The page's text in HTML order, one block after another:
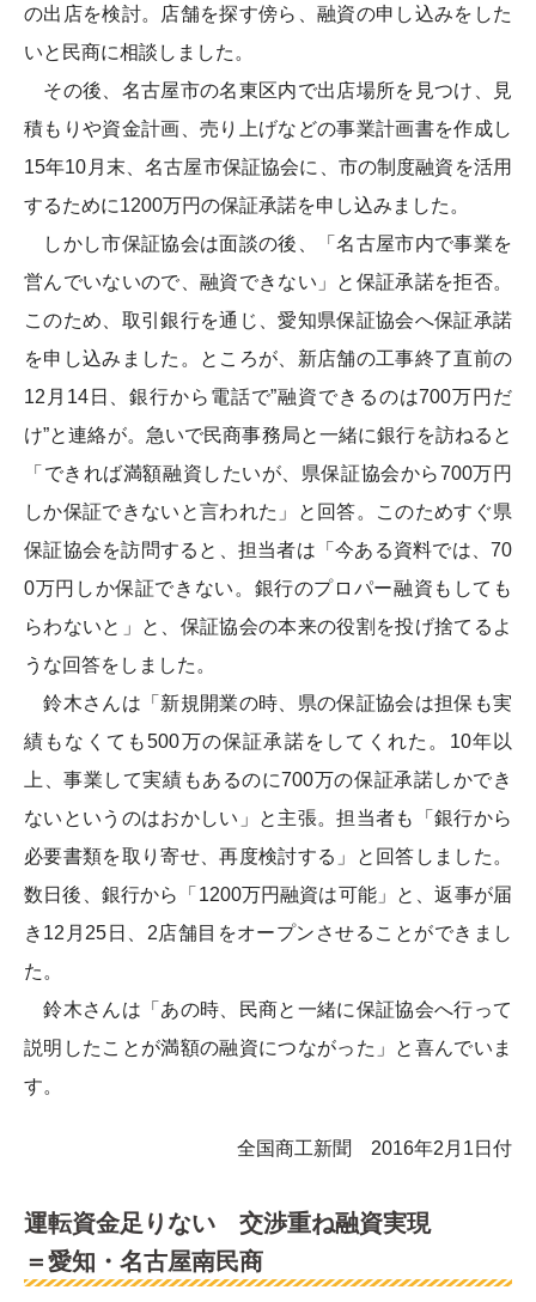
の出店を検討。店舗を探す傍ら、融資の申し込みをした
いと民商に相談しました。
その後、名古屋市の名東区内で出店場所を見つけ、見
積もりや資金計画、売り上げなどの事業計画書を作成し
15年10月末、名古屋市保証協会に、市の制度融資を活用
するために1200万円の保証承諾を申し込みました。
しかし市保証協会は面談の後、「名古屋市内で事業を
営んでいないので、融資できない」と保証承諾を拒否。
このため、取引銀行を通じ、愛知県保証協会へ保証承諾
を申し込みました。ところが、新店舗の工事終了直前の
12月14日、銀行から電話で”融資できるのは700万円だ
け”と連絡が。急いで民商事務局と一緒に銀行を訪ねると
「できれば満額融資したいが、県保証協会から700万円
しか保証できないと言われた」と回答。このためすぐ県
保証協会を訪問すると、担当者は「今ある資料では、70
0万円しか保証できない。銀行のプロパー融資もしても
らわないと」と、保証協会の本来の役割を投げ捨てるよ
うな回答をしました。
鈴木さんは「新規開業の時、県の保証協会は担保も実
績もなくても500万の保証承諾をしてくれた。10年以
上、事業して実績もあるのに700万の保証承諾しかでき
ないというのはおかしい」と主張。担当者も「銀行から
必要書類を取り寄せ、再度検討する」と回答しました。
数日後、銀行から「1200万円融資は可能」と、返事が届
き12月25日、2店舗目をオープンさせることができまし
た。
鈴木さんは「あの時、民商と一緒に保証協会へ行って
説明したことが満額の融資につながった」と喜んでいま
す。
全国商工新聞 2016年2月1日付
運転資金足りない 交渉重ね融資実現
＝愛知・名古屋南民商